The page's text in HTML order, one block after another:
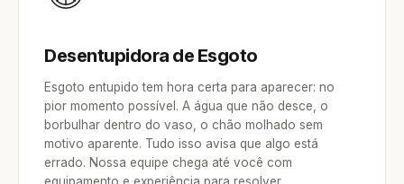
Desentupidora de Esgoto
Esgoto entupido tem hora certa para aparecer: no
pior momento possível. A água que não desce, o
borbulhar dentro do vaso, o chão molhado sem
motivo aparente. Tudo isso avisa que algo está
errado. Nossa equipe chega até você com